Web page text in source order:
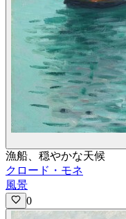
漁船、穏やかな天候
クロード・モネ
風景
0